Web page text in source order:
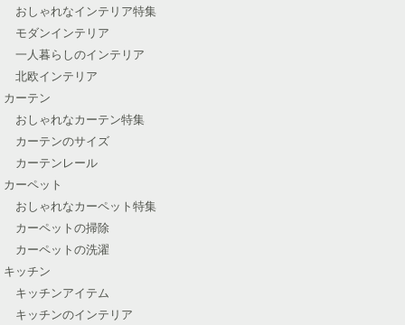
おしゃれなインテリア特集
モダンインテリア
一人暮らしのインテリア
北欧インテリア
カーテン
おしゃれなカーテン特集
カーテンのサイズ
カーテンレール
カーペット
おしゃれなカーペット特集
カーペットの掃除
カーペットの洗濯
キッチン
キッチンアイテム
キッチンのインテリア